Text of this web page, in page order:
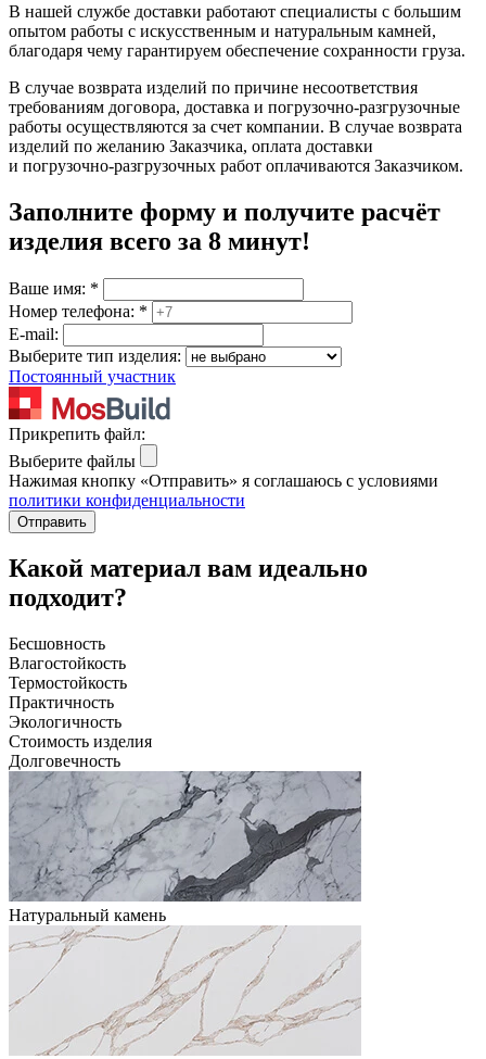
В нашей службе доставки работают специалисты с большим
опытом работы с искусственным и натуральным камней,
благодаря чему гарантируем обеспечение сохранности груза.
В случае возврата изделий по причине несоответствия
требованиям договора, доставка и погрузочно-разгрузочные
работы осуществляются за счет компании. В случае возврата
изделий по желанию Заказчика, оплата доставки
и погрузочно-разгрузочных работ оплачиваются Заказчиком.
Заполните форму и получите расчёт
изделия всего за 8 минут!
Ваше имя: *
Номер телефона: *
E-mail:
Выберите тип изделия:
Постоянный участник
Прикрепить файл:
Выберите файлы
Нажимая кнопку «Отправить» я соглашаюсь с условиями
политики конфиденциальности
Отправить
Какой материал вам идеально
подходит?
Бесшовность
Влагостойкость
Термостойкость
Практичность
Экологичность
Стоимость изделия
Долговечность
Натуральный камень